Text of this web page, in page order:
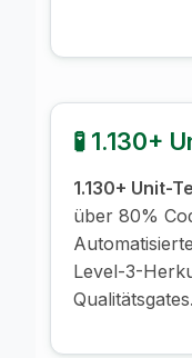
🧪 1.130+
1.130+ Unit-
über 80%
Level-3-
Qualitätsgates.